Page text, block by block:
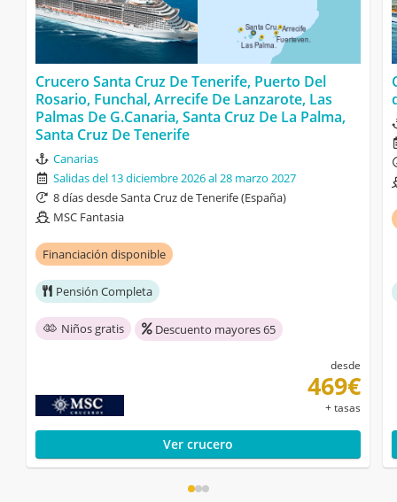
Crucero Santa Cruz De Tenerife, Puerto Del
Rosario, Funchal, Arrecife De Lanzarote, Las
Palmas De G.Canaria, Santa Cruz De La Palma,
Santa Cruz De Tenerife
Canarias
Salidas del 13 diciembre 2026 al 28 marzo 2027
8 días desde Santa Cruz de Tenerife (España)
MSC Fantasia
Financiación disponible
Pensión Completa
Niños gratis Descuento mayores 65
desde
469€
+ tasas
Ver crucero